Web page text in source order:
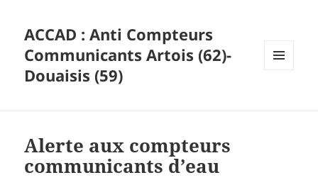
ACCAD : Anti Compteurs
Communicants Artois (62)-
Douaisis (59)
Alerte aux compteurs
communicants d’eau